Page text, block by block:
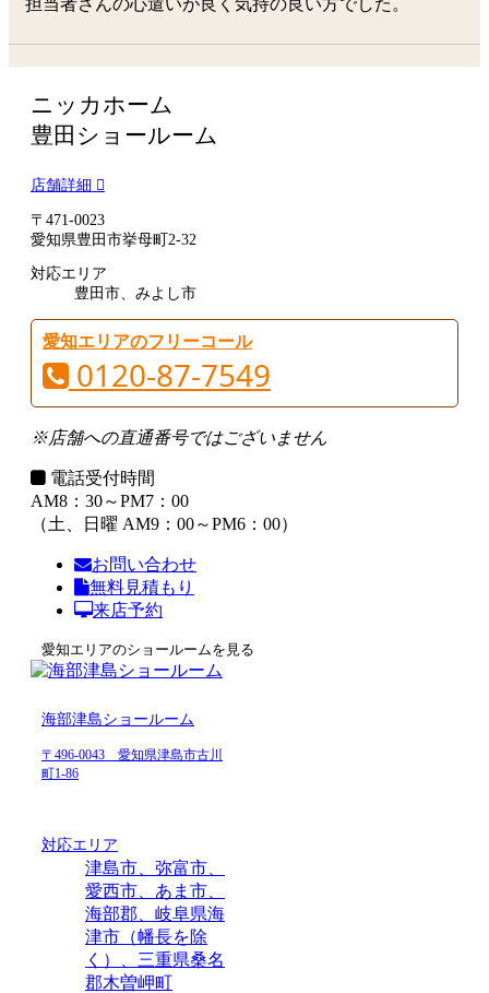
担当者さんの心遣いが良く気持の良い方でした。
ニッカホーム
豊田ショールーム
店舗詳細
〒471-0023
愛知県豊田市挙母町2-32
対応エリア
豊田市、みよし市
愛知エリアのフリーコール
0120-87-7549
※店舗への直通番号ではございません
電話受付時間
AM8：30～PM7：00
（土、日曜 AM9：00～PM6：00）
お問い合わせ
無料見積もり
来店予約
愛知エリアのショールームを見る
海部津島ショールーム
〒496-0043 愛知県津島市古川
町1-86
対応エリア
津島市、弥富市、
愛西市、あま市、
海部郡、岐阜県海
津市（幡長を除
く）、三重県桑名
郡木曽岬町